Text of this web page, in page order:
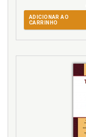
ADICIONAR AO
CARRINHO